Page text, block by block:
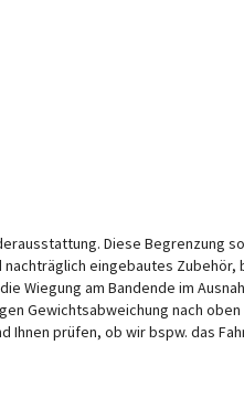
und der
zu erfahren.
stammen und abweichen.
Diese Begrenzung
eingebautes Zubehör,
Wiegung am Bandende im
Gewichtsabweichung nach oben
Ihnen prüfen, ob wir bspw. das